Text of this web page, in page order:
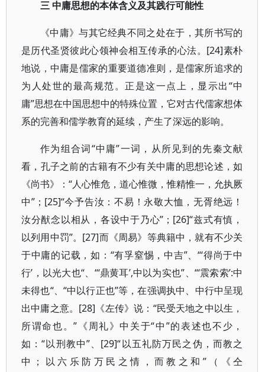
三 中庸思想的本体含义及其践行可能性
《中庸》与其它经典不同之处在于，其所书写的
是历代圣贤彼此心领神会相互传承的心法。[24]素朴
地说，中庸是儒家的重要道德准则，是儒家所追求的
为人处世的最高规范。正是这一点上，显示出“中
庸”思想在中国思想中的特殊位置，它对古代儒家想体
系的完善和儒学教育的延续，产生了深远的影响。
作为组合词“中庸”一词，从所见到的先秦文献
看，孔子之前的古籍有不少有关中庸的思想论述，如
《尚书》：“人心惟危，道心惟微，惟精惟一，允执厥
中”；[25]“今予告汝：不易！永敬大恤，无胥绝远！
汝分猷念以相从，各设中于乃心”；[26]“兹式有慎，
以列用中罚”。[27]而《周易》等典籍中，就有不少关
于中庸的记载，如：“有孚窒惕，中吉”、“‘得尚于中
行’，以光大也“、“‘鼎黄耳’,中以为实也”、“‘震索索’:中
未得也“、“中以行正也”等，在强调执中、中行中呈现
出中庸之意。[28]《左传》说：“民受天地之中以生，
所谓命也。”《周礼》中关于“中”的表述也不少，
如：“以刑教中”、[29]“以五礼防万民之伪，而教之
中；以六乐防万民之情，而教之和”（《仝